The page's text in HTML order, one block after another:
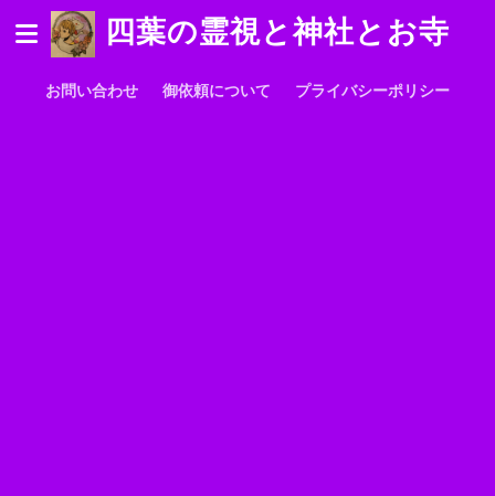
四葉の霊視と神社とお寺
お問い合わせ 御依頼について プライバシーポリシー